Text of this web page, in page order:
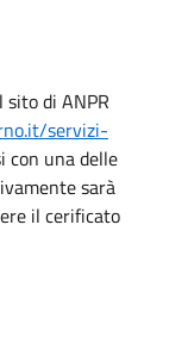
di ANPR
servizi-
con una delle
sarà
il cerificato